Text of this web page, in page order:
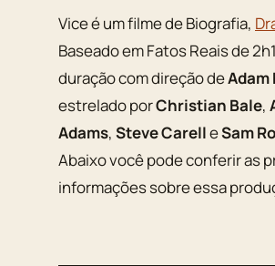
Vice é um filme de Biografia,
Baseado em Fatos Reais de
duração com direção deAdam
estrelado porChristian Bale,
Adams, Steve CarelleSam
Abaixo você pode conferir as
informações sobre essa